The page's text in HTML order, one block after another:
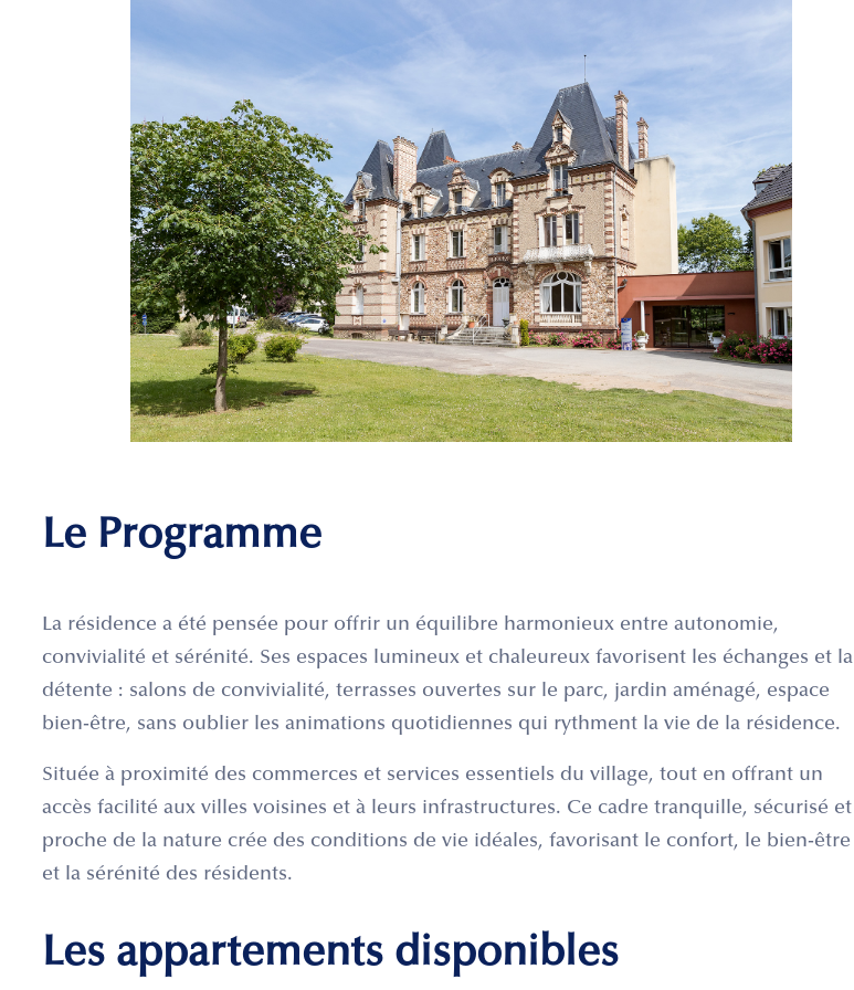
Le Programme
La résidence a été pensée pour offrir un équilibre harmonieux entre autonomie,
convivialité et sérénité. Ses espaces lumineux et chaleureux favorisent les échanges et la
détente : salons de convivialité, terrasses ouvertes sur le parc, jardin aménagé, espace
bien-être, sans oublier les animations quotidiennes qui rythment la vie de la résidence.
Située à proximité des commerces et services essentiels du village, tout en offrant un
accès facilité aux villes voisines et à leurs infrastructures. Ce cadre tranquille, sécurisé et
proche de la nature crée des conditions de vie idéales, favorisant le confort, le bien-être
et la sérénité des résidents.
Les appartements disponibles